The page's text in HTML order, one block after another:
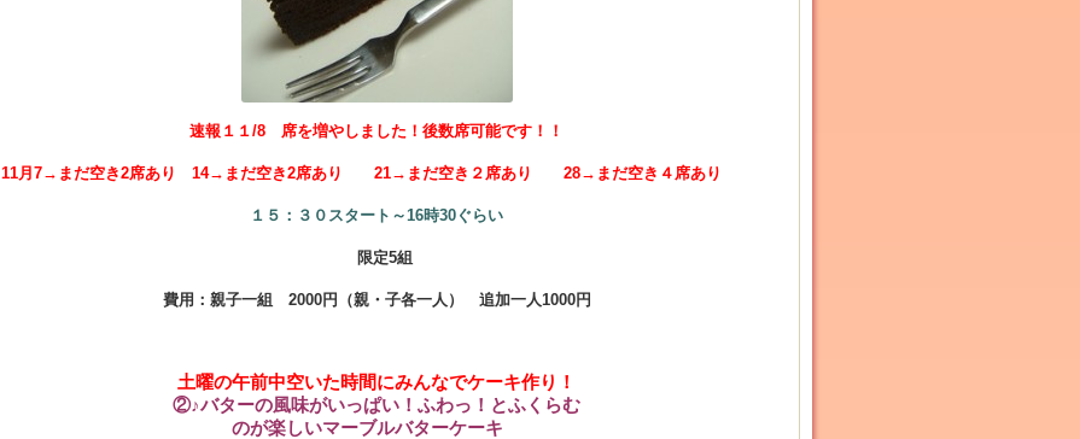
速報１１/8 席を増やしました！後数席可能です！！
11月7→まだ空き2席あり 14→まだ空き2席あり 21→まだ空き２席あり 28→まだ空き４席あり
１５：３０スタート～16時30ぐらい
限定5組
費用：親子一組 2000円（親・子各一人） 追加一人1000円
土曜の午前中空いた時間にみんなでケーキ作り！
②♪バターの風味がいっぱい！ふわっ！とふくらむ
のが楽しいマーブルバターケーキ